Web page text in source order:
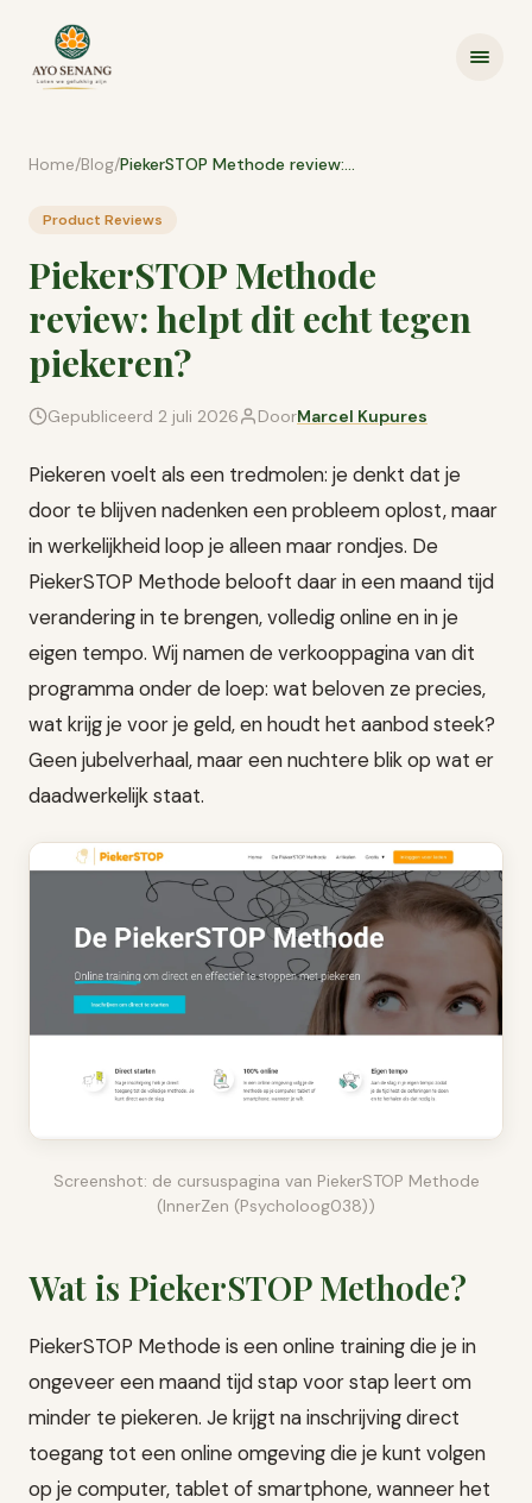
Home/Blog/ PiekerSTOP Methode review: helpt dit echt tegen piekeren?
Product Reviews
PiekerSTOP Methode
review: helpt dit echt tegen
piekeren?
Gepubliceerd 2 juli 2026 DoorMarcel Kupures
Piekeren voelt als een tredmolen: je denkt dat je
door te blijven nadenken een probleem oplost, maar
in werkelijkheid loop je alleen maar rondjes. De
PiekerSTOP Methode belooft daar in een maand tijd
verandering in te brengen, volledig online en in je
eigen tempo. Wij namen de verkooppagina van dit
programma onder de loep: wat beloven ze precies,
wat krijg je voor je geld, en houdt het aanbod steek?
Geen jubelverhaal, maar een nuchtere blik op wat er
daadwerkelijk staat.
Screenshot: de cursuspagina van PiekerSTOP Methode
(InnerZen (Psycholoog038))
Wat is PiekerSTOP Methode?
PiekerSTOP Methode is een online training die je in
ongeveer een maand tijd stap voor stap leert om
minder te piekeren. Je krijgt na inschrijving direct
toegang tot een online omgeving die je kunt volgen
op je computer, tablet of smartphone, wanneer het